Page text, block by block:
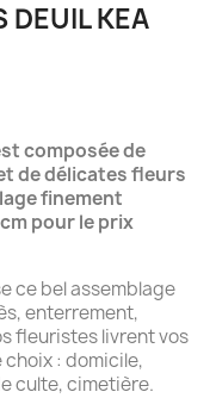
DEUIL KEA
composée de
de délicates fleurs
finement
pour le prix
ce bel assemblage
enterrement,
fleuristes livrent vos
: domicile,
culte, cimetière.